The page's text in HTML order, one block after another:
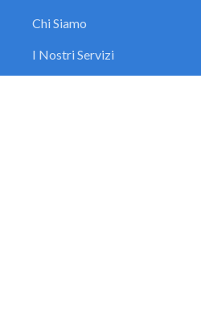
Chi Siamo
I Nostri Servizi